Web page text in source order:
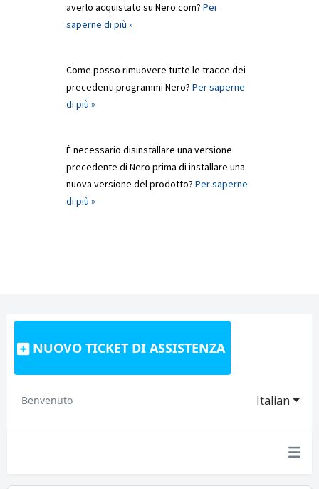
averlo acquistato su Nero.com? Per
saperne di più »
Come posso rimuovere tutte le tracce dei
precedenti programmi Nero? Per saperne
di più »
È necessario disinstallare una versione
precedente di Nero prima di installare una
nuova versione del prodotto? Per saperne
di più »
NUOVO TICKET DI ASSISTENZA
Italian
Benvenuto